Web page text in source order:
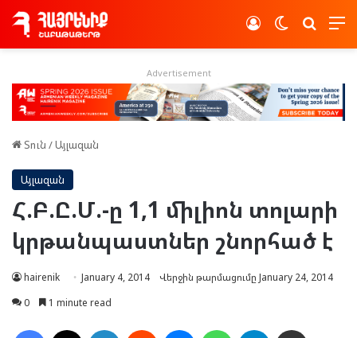
Switch skin
Log In
Advertisement
Տուն /Այլազան
Այլազան
Հ.Բ.Ը.Մ.-ը 1,1 միլիոն տոլարի
կրթանպաստներ շնորհած է
hairenik January 4, 2014
Վերջին թարմացումը January 24, 2014
0
1 minute read
Facebook LinkedIn Reddit MessengerWhatsAppTelegram